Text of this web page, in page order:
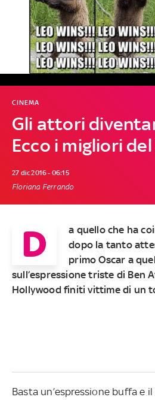
Gli attori
Ecco i migliori
CINEMA
27 dic 2016 - 06:15
Floriana Ferrando
D
a quello che ha
dopo la tanto
primo Oscar a
sull’espressione triste di Ben
Hollywood finiti vittime di un
Basta un’espressione buffa e